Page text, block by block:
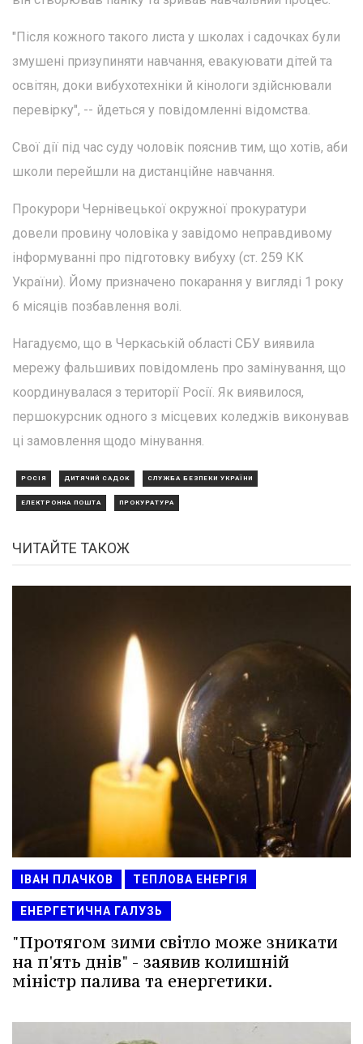
"Після кожного такого листа у школах і садочках були
змушені призупиняти навчання, евакуювати дітей та
освітян, доки вибухотехніки й кінологи здійснювали
перевірку", -- йдеться у повідомленні відомства.
Свої дії під час суду чоловік пояснив тим, що хотів, аби
школи перейшли на дистанційне навчання.
Прокурори Чернівецької окружної прокуратури
довели провину чоловіка у завідомо неправдивому
інформуванні про підготовку вибуху (ст. 259 КК
України). Йому призначено покарання у вигляді 1 року
6 місяців позбавлення волі.
Нагадуємо, що в Черкаській області СБУ виявила
мережу фальшивих повідомлень про замінування, що
координувалася з території Росії. Як виявилося,
першокурсник одного з місцевих коледжів виконував
ці замовлення щодо мінування.
РОСІЯ ДИТЯЧИЙ САДОК СЛУЖБА БЕЗПЕКИ УКРАЇНИ
ЕЛЕКТРОННА ПОШТА ПРОКУРАТУРА
ЧИТАЙТЕ ТАКОЖ
ІВАН ПЛАЧКОВ ТЕПЛОВА ЕНЕРГІЯ
ЕНЕРГЕТИЧНА ГАЛУЗЬ
"Протягом зими світло може зникати
на п'ять днів" - заявив колишній
міністр палива та енергетики.